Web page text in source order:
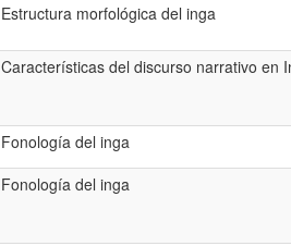
Estructura morfológica del inga
Características del discurso narrativo en
Fonología del inga
Fonología del inga